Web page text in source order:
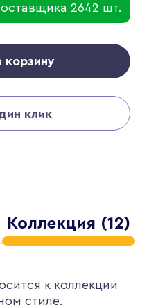
2642 шт.
корзину
клик
Коллекция (12)
к коллекции
стиле.